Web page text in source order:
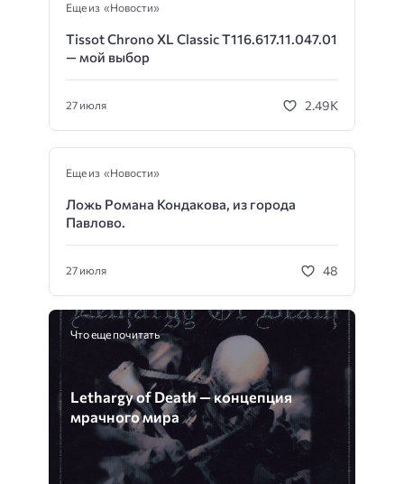
Еще из «Новости»
Tissot Chrono XL Classic T116.617.11.047.01
— мой выбор
27 июля 2.49K
Еще из «Новости»
Ложь Романа Кондакова, из города
Павлово.
27 июля 48
Что еще почитать
Lethargy of Death — концепция
мрачного мира